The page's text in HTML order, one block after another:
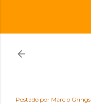
Postado por Márcio Grings